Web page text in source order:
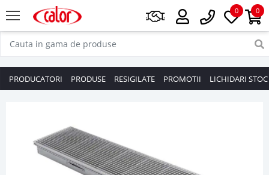
0
0
PRODUCATORI PRODUSE RESIGILATE PROMOTII LICHIDARI STOC